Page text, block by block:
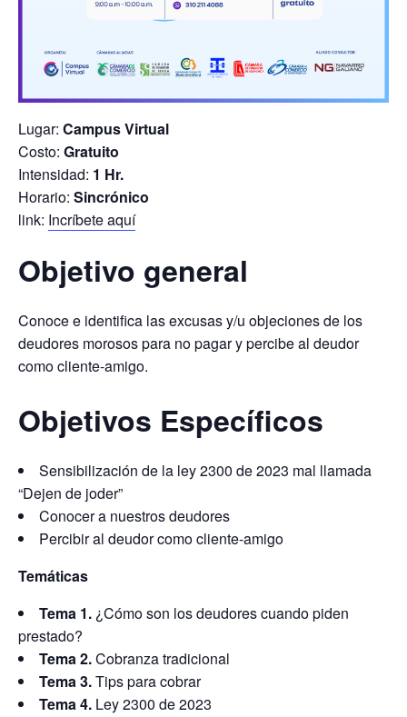
Lugar: Campus Virtual
Costo: Gratuito
Intensidad: 1 Hr.
Horario: Sincrónico
link: Incríbete aquí
Objetivo general
Conoce e identifica las excusas y/u objeciones de los
deudores morosos para no pagar y percibe al deudor
como cliente-amigo.
Objetivos Específicos
Sensibilización de la ley 2300 de 2023 mal llamada
“Dejen de joder”
Conocer a nuestros deudores
Percibir al deudor como cliente-amigo
Temáticas
Tema 1. ¿Cómo son los deudores cuando piden
prestado?
Tema 2.Cobranza tradicional
Tema 3.Tips para cobrar
Tema 4. ​ Ley 2300 de 2023